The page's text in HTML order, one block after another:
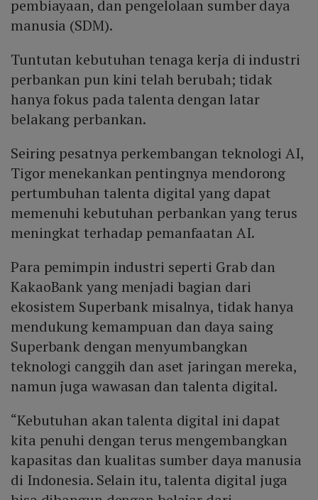
pembiayaan, dan pengelolaan sumber daya
manusia (SDM).
Tuntutan kebutuhan tenaga kerja di industri
perbankan pun kini telah berubah; tidak
hanya fokus pada talenta dengan latar
belakang perbankan.
Seiring pesatnya perkembangan teknologi AI,
Tigor menekankan pentingnya mendorong
pertumbuhan talenta digital yang dapat
memenuhi kebutuhan perbankan yang terus
meningkat terhadap pemanfaatan AI.
Para pemimpin industri seperti Grab dan
KakaoBank yang menjadi bagian dari
ekosistem Superbank misalnya, tidak hanya
mendukung kemampuan dan daya saing
Superbank dengan menyumbangkan
teknologi canggih dan aset jaringan mereka,
namun juga wawasan dan talenta digital.
“Kebutuhan akan talenta digital ini dapat
kita penuhi dengan terus mengembangkan
kapasitas dan kualitas sumber daya manusia
di Indonesia. Selain itu, talenta digital juga